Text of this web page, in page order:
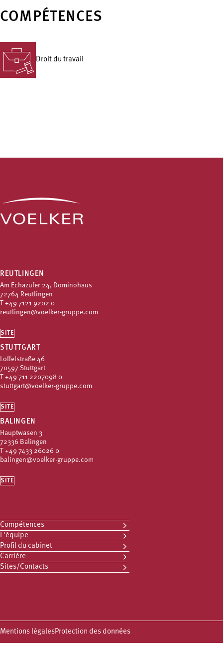
COMPÉTENCES
Droit du travail
REUTLINGEN
Am Echazufer 24, Dominohaus
72764 Reutlingen
+49 7121 9202 0
reutlingen@voelker-gruppe.com
SITE
STUTTGART
Löffelstraße 46
70597 Stuttgart
+49 711 2207098 0
stuttgart@voelker-gruppe.com
SITE
BALINGEN
Hauptwasen 3
72336 Balingen
+49 7433 26026 0
balingen@voelker-gruppe.com
SITE
Compétences
L'équipe
Profil du cabinet
Carrière
Sites/Contacts
Mentions légalesProtection des données